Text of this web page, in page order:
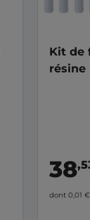
Kit de
résine
38
dont 0,01